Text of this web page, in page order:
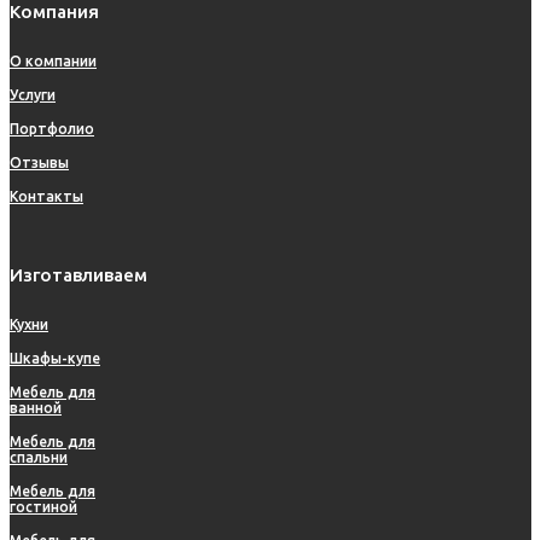
Компания
О компании
Услуги
Портфолио
Отзывы
Контакты
Изготавливаем
Кухни
Шкафы-купе
Мебель для
ванной
Мебель для
спальни
Мебель для
гостиной